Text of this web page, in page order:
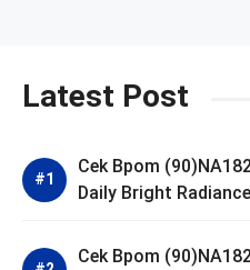
Latest Post
Cek Bpom
Daily Bright
Cek Bpom